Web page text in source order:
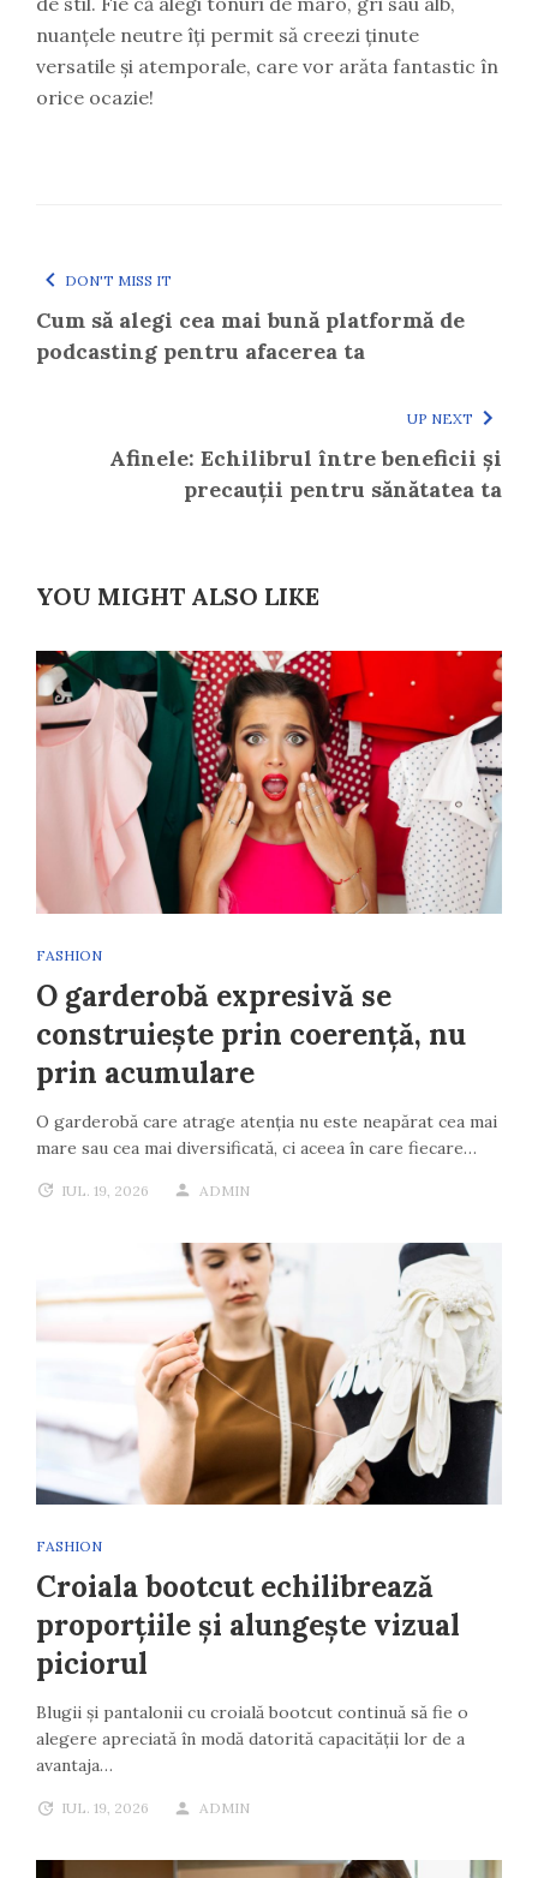
nuanțele neutre îți permit să creezi ținute
versatile și atemporale, care vor arăta fantastic în
orice ocazie!
DON'T MISS IT
Cum să alegi cea mai bună platformă de
podcasting pentru afacerea ta
UP NEXT
Afinele: Echilibrul între beneficii și
precauții pentru sănătatea ta
YOU MIGHT ALSO LIKE
FASHION
O garderobă expresivă se
construiește prin coerență, nu
prin acumulare
O garderobă care atrage atenția nu este neapărat cea mai
mare sau cea mai diversificată, ci aceea în care fiecare…
IUL. 19, 2026 ADMIN
FASHION
Croiala bootcut echilibrează
proporțiile și alungește vizual
piciorul
Blugii și pantalonii cu croială bootcut continuă să fie o
alegere apreciată în modă datorită capacității lor de a
avantaja…
IUL. 19, 2026 ADMIN